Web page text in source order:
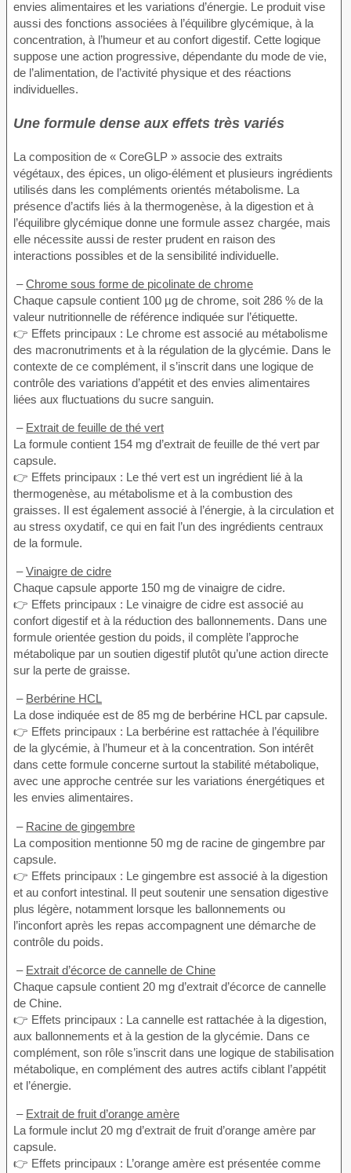
envies alimentaires et les variations d’énergie. Le produit vise
aussi des fonctions associées à l’équilibre glycémique, à la
concentration, à l’humeur et au confort digestif. Cette logique
suppose une action progressive, dépendante du mode de vie,
de l’alimentation, de l’activité physique et des réactions
individuelles.
Une formule dense aux effets très variés
La composition de « CoreGLP » associe des extraits
végétaux, des épices, un oligo-élément et plusieurs ingrédients
utilisés dans les compléments orientés métabolisme. La
présence d’actifs liés à la thermogenèse, à la digestion et à
l’équilibre glycémique donne une formule assez chargée, mais
elle nécessite aussi de rester prudent en raison des
interactions possibles et de la sensibilité individuelle.
–Chrome sous forme de picolinate de chrome
Chaque capsule contient 100 µg de chrome, soit 286 % de la
valeur nutritionnelle de référence indiquée sur l’étiquette.
👉 Effets principaux : Le chrome est associé au métabolisme
des macronutriments et à la régulation de la glycémie. Dans le
contexte de ce complément, il s’inscrit dans une logique de
contrôle des variations d’appétit et des envies alimentaires
liées aux fluctuations du sucre sanguin.
– Extrait de feuille de thé vert
La formule contient 154 mg d’extrait de feuille de thé vert par
capsule.
👉 Effets principaux : Le thé vert est un ingrédient lié à la
thermogenèse, au métabolisme et à la combustion des
graisses. Il est également associé à l’énergie, à la circulation et
au stress oxydatif, ce qui en fait l’un des ingrédients centraux
de la formule.
–Vinaigre de cidre
Chaque capsule apporte 150 mg de vinaigre de cidre.
👉 Effets principaux : Le vinaigre de cidre est associé au
confort digestif et à la réduction des ballonnements. Dans une
formule orientée gestion du poids, il complète l’approche
métabolique par un soutien digestif plutôt qu’une action directe
sur la perte de graisse.
– Berbérine HCL
La dose indiquée est de 85 mg de berbérine HCL par capsule.
👉 Effets principaux : La berbérine est rattachée à l’équilibre
de la glycémie, à l’humeur et à la concentration. Son intérêt
dans cette formule concerne surtout la stabilité métabolique,
avec une approche centrée sur les variations énergétiques et
les envies alimentaires.
– Racine de gingembre
La composition mentionne 50 mg de racine de gingembre par
capsule.
👉 Effets principaux : Le gingembre est associé à la digestion
et au confort intestinal. Il peut soutenir une sensation digestive
plus légère, notamment lorsque les ballonnements ou
l’inconfort après les repas accompagnent une démarche de
contrôle du poids.
– Extrait d’écorce de cannelle de Chine
Chaque capsule contient 20 mg d’extrait d’écorce de cannelle
de Chine.
👉 Effets principaux : La cannelle est rattachée à la digestion,
aux ballonnements et à la gestion de la glycémie. Dans ce
complément, son rôle s’inscrit dans une logique de stabilisation
métabolique, en complément des autres actifs ciblant l’appétit
et l’énergie.
– Extrait de fruit d’orange amère
La formule inclut 20 mg d’extrait de fruit d’orange amère par
capsule.
👉 Effets principaux : L’orange amère est présentée comme